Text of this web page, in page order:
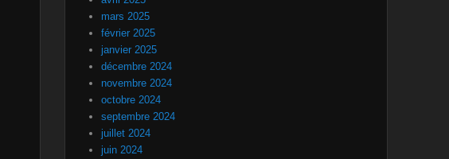
mars 2025
février 2025
janvier 2025
décembre 2024
novembre 2024
octobre 2024
septembre 2024
juillet 2024
juin 2024